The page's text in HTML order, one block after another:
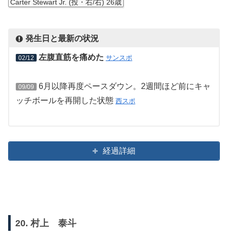
Carter Stewart Jr. (投・右/右) 26歳
発生日と最新の状況
02/12 左腹直筋を痛めた サンスポ
09/09 6月以降再度ペースダウン。2週間ほど前にキャ
ッチボールを再開した状態 西スポ
経過詳細
20. 村上 泰斗